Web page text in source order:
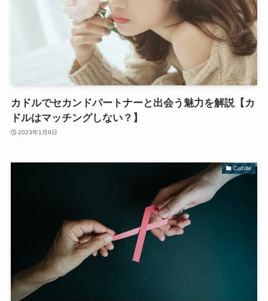
カドルでセカンドパートナーと出会う魅力を解説【カ
ドルはマッチングしない？】
2023年1月9日
Cuddle